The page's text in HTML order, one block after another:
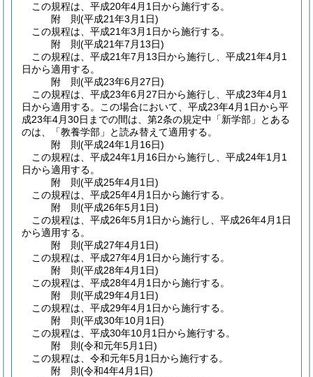
この規程は、平成20年4月1日から施行する。
附 則(平成21年3月1日)
この規程は、平成21年3月1日から施行する。
附 則(平成21年7月13日)
この規程は、平成21年7月13日から施行し、平成21年4月1
日から適用する。
附 則(平成23年6月27日)
この規程は、平成23年6月27日から施行し、平成23年4月1
日から適用する。
この場合において、平成23年4月1日から平
成23年4月30日までの間は、第2条の規定中「新学部」とある
のは、「教養学部」と読み替えて適用する。
附 則(平成24年1月16日)
この規程は、平成24年1月16日から施行し、平成24年1月1
日から適用する。
附 則(平成25年4月1日)
この規程は、平成25年4月1日から施行する。
附 則(平成26年5月1日)
この規程は、平成26年5月1日から施行し、平成26年4月1日
から適用する。
附 則(平成27年4月1日)
この規程は、平成27年4月1日から施行する。
附 則(平成28年4月1日)
この規程は、平成28年4月1日から施行する。
附 則(平成29年4月1日)
この規程は、平成29年4月1日から施行する。
附 則(平成30年10月1日)
この規程は、平成30年10月1日から施行する。
附 則(令和元年5月1日)
この規程は、令和元年5月1日から施行する。
附 則(令和4年4月1日)